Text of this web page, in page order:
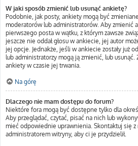
W jaki sposób zmienić lub usunąć ankietę?
Podobnie, jak posty, ankiety mogą być
moderatorów lub administratorów. Aby zmienić
pierwszego posta w wątku, z którym zawsze
jeszcze nie oddał głosu w ankiecie, jej autor
jej opcje. Jednakże, jeśli w ankiecie zostały już
lub administratorzy mogą ją zmienić, lub
ankiety w czasie jej trwania.
Na górę
Dlaczego nie mam dostępu do forum?
Niektóre fora mogą być dostępne tylko dla
Aby przeglądać, czytać, pisać na nich lub
mieć odpowiednie uprawnienia. Skontaktuj się
administratorem witryny, aby ci je przydzielił.